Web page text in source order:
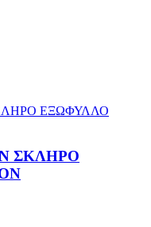
ΣΚΛΗΡΟ